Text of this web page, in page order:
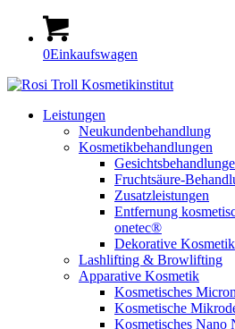
0Einkaufswagen
Leistungen
Neukundenbehandlung
Kosmetikbehandlungen
Fruchtsäure-
Zusatzleistungen
Entfernung
onetec®
Dekorative Kosmetik
Lashlifting & Browlifting
Apparative Kosmetik
Kosmetisches
Kosmetische
Kosmetisches Nano